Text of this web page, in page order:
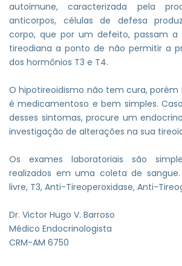
autoimune, caracterizada pela
anticorpos, células de defesa
corpo, que por um defeito, passam a
tireodiana a ponto de não permitir a
dos hormônios T3 e T4.
O hipotireoidismo não tem cura,
é medicamentoso e bem simples.
desses sintomas, procure um
investigação de alterações na sua
Os exames laboratoriais são
realizados em uma coleta de sangue.
livre, T3, Anti-Tireoperoxidase, Anti-
Dr. Victor Hugo V. Barroso
Médico Endocrinologista
CRM-AM 6750